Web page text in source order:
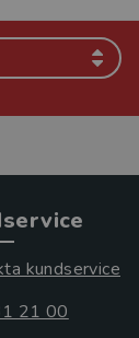
kundservice
21 00